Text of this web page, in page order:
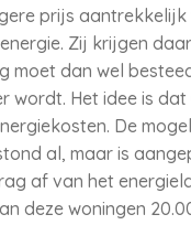
prijs
Zij krijgen
moet dan wel
wordt. Het idee is
De
al, maar is
af van het
deze woningen